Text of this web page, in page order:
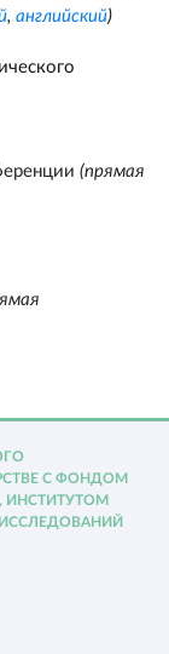
, английский)
(прямая
С ФОНДОМ
ИНСТИТУТОМ